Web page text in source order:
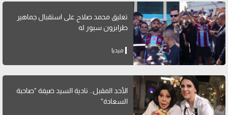
تعليق محمد صلاح على استقبال جماهير
طرابزون سبور له
ميديا
الأحد المقبل.. نادية السيد ضيفة "صاحبة
السعادة"